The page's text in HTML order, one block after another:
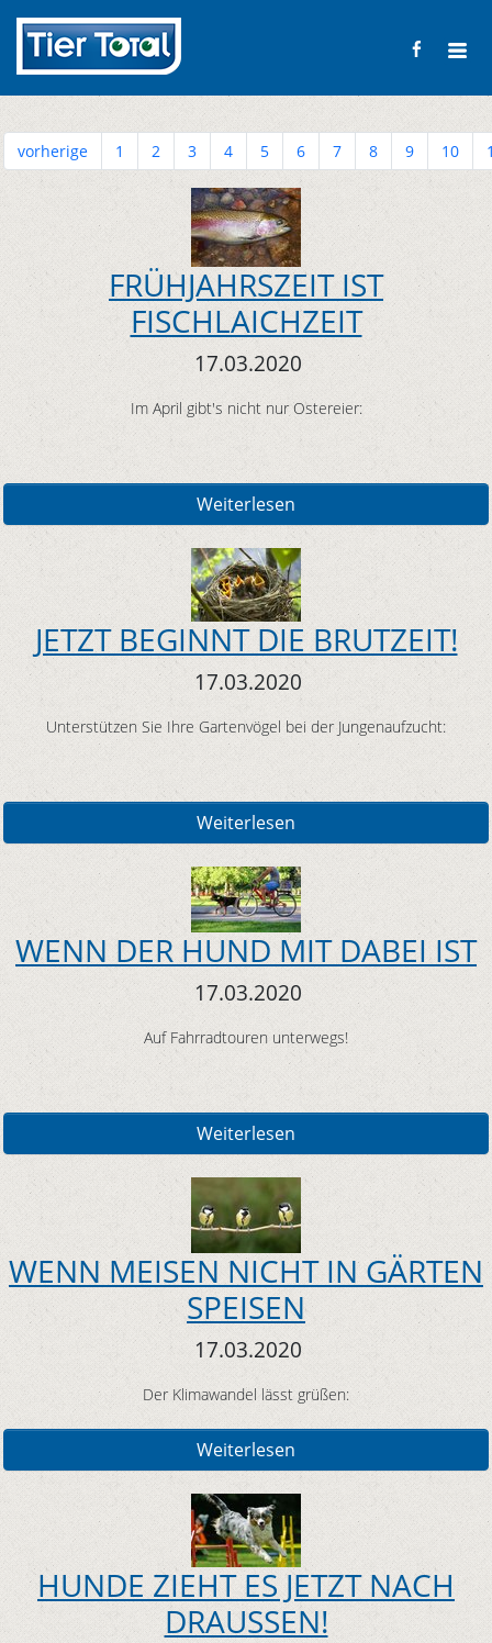
vorherige 1 2 3 4 5 6 7 8 9 10
FRÜHJAHRSZEIT IST
FISCHLAICHZEIT
17.03.2020
Im April gibt's nicht nur Ostereier:
Weiterlesen
JETZT BEGINNT DIE BRUTZEIT!
17.03.2020
Unterstützen Sie Ihre Gartenvögel bei der Jungenaufzucht:
Weiterlesen
WENN DER HUND MIT DABEI IST
17.03.2020
Auf Fahrradtouren unterwegs!
Weiterlesen
WENN MEISEN NICHT IN GÄRTEN
SPEISEN
17.03.2020
Der Klimawandel lässt grüßen:
Weiterlesen
HUNDE ZIEHT ES JETZT NACH
DRAUSSEN!